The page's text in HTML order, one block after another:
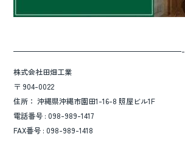
———————————————————————-
株式会社田畑工業
〒 904-0022
住所： 沖縄県沖縄市園田1-16-8 照屋ビル1F
電話番号 : 098-989-1417
FAX番号 : 098-989-1418